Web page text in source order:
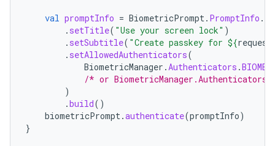
val promptInfo = BiometricPrompt. PromptInfo .
. setTitle( "Use your screen lock" )
. setSubtitle( "Create passkey for ${request
. setAllowedAuthenticators(
BiometricManager .Authenticators .
/* or
)
.build()
biometricPrompt.authenticate(promptInfo)
}